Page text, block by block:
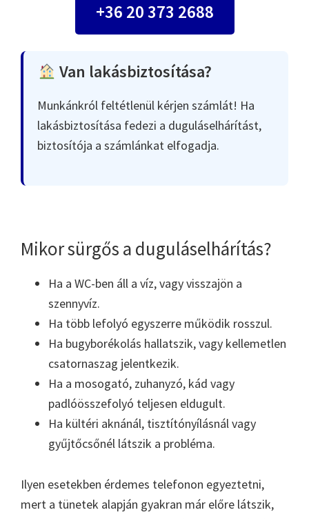
+36 20 373 2688
Van lakásbiztosítása?
Munkánkról feltétlenül kérjen számlát! Ha
lakásbiztosítása fedezi a duguláselhárítást,
biztosítója a számlánkat elfogadja.
Mikor sürgős a duguláselhárítás?
Ha a WC-ben áll a víz, vagy visszajön a
szennyvíz.
Ha több lefolyó egyszerre működik rosszul.
Ha bugyborékolás hallatszik, vagy kellemetlen
csatornaszag jelentkezik.
Ha a mosogató, zuhanyzó, kád vagy
padlóösszefolyó teljesen eldugult.
Ha kültéri aknánál, tisztítónyílásnál vagy
gyűjtőcsőnél látszik a probléma.
Ilyen esetekben érdemes telefonon egyeztetni,
mert a tünetek alapján gyakran már előre látszik,